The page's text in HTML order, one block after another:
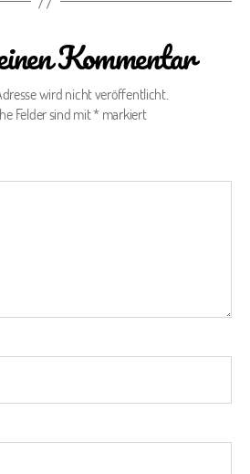
Kommentar
wird nicht veröffentlicht.
Felder sind mit*markiert